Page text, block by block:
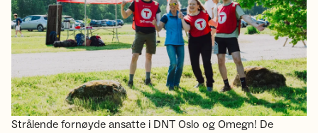
Strålende fornøyde ansatte i DNT Oslo og Omegn! De